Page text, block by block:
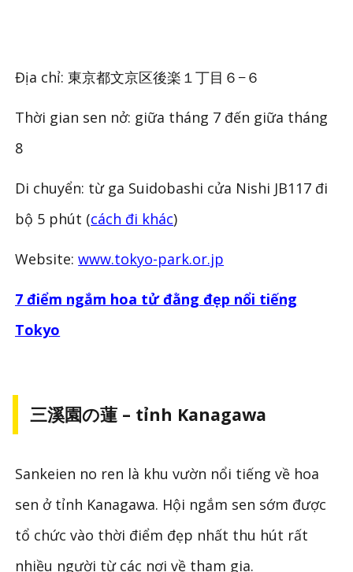
Địa chỉ: 東京都文京区後楽１丁目６−６
Thời gian sen nở: giữa tháng 7 đến giữa tháng
8
Di chuyển: từ ga Suidobashi cửa Nishi JB117 đi
bộ 5 phút (cách đi khác)
Website:www.tokyo-park.or.jp
7 điểm ngắm hoa tử đằng đẹp nổi tiếng
Tokyo
三溪園の蓮 – tỉnh Kanagawa
Sankeien no ren là khu vườn nổi tiếng về hoa
sen ở tỉnh Kanagawa. Hội ngắm sen sớm được
tổ chức vào thời điểm đẹp nhất thu hút rất
nhiều người từ các nơi về tham gia.